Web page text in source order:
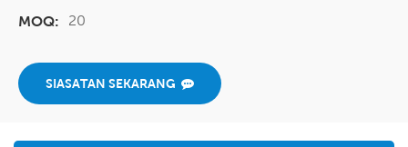
MOQ:
20
SIASATAN SEKARANG